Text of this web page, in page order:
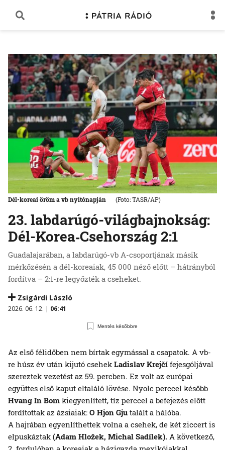
23. labdarúgó-világbajnokság:
Dél-Korea‑Csehország 2:1
Guadalajarában, a labdarúgó-vb A-csoportjának másik
mérkőzésén a dél-koreaiak, 45 000 néző előtt – hátrányból
fordítva – 2:1-re legyőzték a cseheket.
Zsigárdi László
2026. 06. 12. | 06:41
Mentés későbbre
Dél-koreai öröm a vb nyitónapján (Foto: TASR/AP)
Az első félidőben nem bírtak egymással a csapatok. A vb-
re húsz év után kijutó csehekLadislav Krejčí fejesgóljával
szereztek vezetést az 59. percben. Ez volt az európai
együttes első kaput eltaláló lövése. Nyolc perccel később
Hvang In Bom kiegyenlített, tíz perccel a befejezés előtt
fordítottak az ázsiaiak: O Hjon Gju talált a hálóba.
A hajrában egyenlíthettek volna a csehek, de két ziccert is
elpuskáztak(Adam Hložek, Michal Sadílek). A következő,